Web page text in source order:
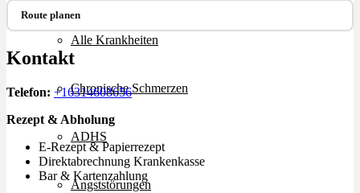
Alle Krankheiten
Chronische Schmerzen
ADHS
Angststörungen
Route planen
Kontakt
Telefon: +16314608656
Rezept & Abholung
E-Rezept & Papierrezept
Direktabrechnung Krankenkasse
Bar & Kartenzahlung